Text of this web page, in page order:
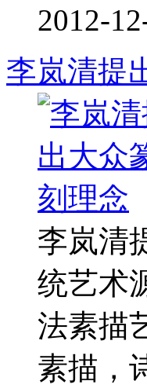
2012-
李岚清提
李岚
统艺术
法素描
素描，